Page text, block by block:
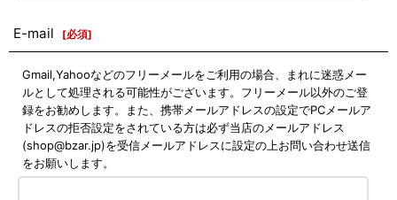
E-mail [必須]
Gmail,Yahooなどのフリーメールをご利用の場合、まれに迷惑メー
ルとして処理される可能性がございます。フリーメール以外のご登
録をお勧めします。また、携帯メールアドレスの設定でPCメールア
ドレスの拒否設定をされている方は必ず当店のメールアドレス
(shop@bzar.jp)を受信メールアドレスに設定の上お問い合わせ送信
をお願いします。